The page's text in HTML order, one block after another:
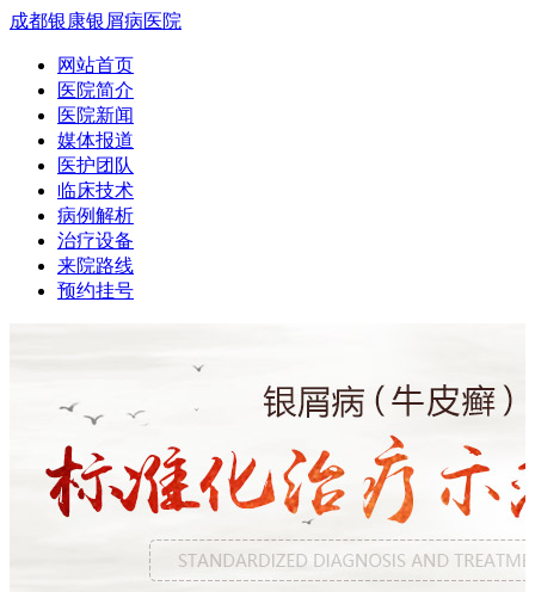
成都银康银屑病医院
网站首页
医院简介
医院新闻
媒体报道
医护团队
临床技术
病例解析
治疗设备
来院路线
预约挂号